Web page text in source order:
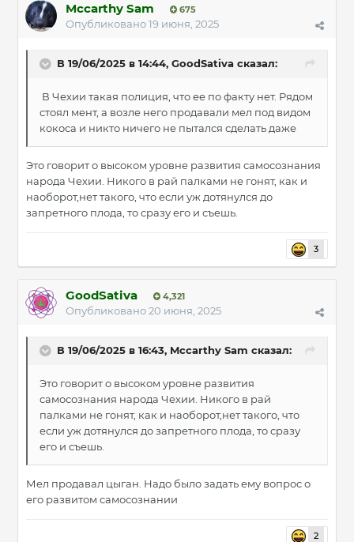
Mccarthy Sam 675
Опубликовано19 июня, 2025
В 19/06/2025 в 14:44, GoodSativa сказал:
В Чехии такая полиция, что ее по факту нет. Рядом
стоял мент, а возле него продавали мел под видом
кокоса и никто ничего не пытался сделать даже
Это говорит о высоком уровне развития самосознания
народа Чехии. Никого в рай палками не гонят, как и
наоборот,нет такого, что если уж дотянулся до
запретного плода, то сразу его и съешь.
3
GoodSativa 4,321
Опубликовано20 июня, 2025
В 19/06/2025 в 16:43, Mccarthy Sam сказал:
Это говорит о высоком уровне развития
самосознания народа Чехии. Никого в рай
палками не гонят, как и наоборот,нет такого, что
если уж дотянулся до запретного плода, то сразу
его и съешь.
Мел продавал цыган. Надо было задать ему вопрос о
его развитом самосознании
2